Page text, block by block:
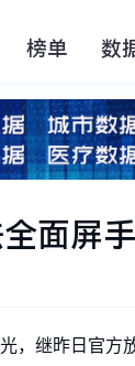
榜单 数
面屏
，继昨日官方